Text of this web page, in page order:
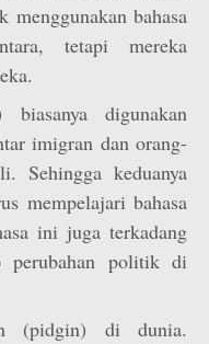
menggunakan bahasa
tetapi mereka
digunakan
imigran dan orang-
Sehingga keduanya
mempelajari bahasa
ini juga terkadang
perubahan politik di
(pidgin) di dunia.